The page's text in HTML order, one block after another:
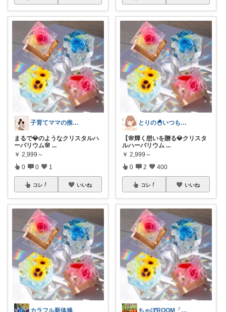
子育てママの推しアイテム🧸ིྀ
まるで💎のようなクリスタルハ
ーバリウム🌸 ...
￥ 2,999～
0 0 1
コレ いいね
カラフル新体操
とりの🐣いつもありがとうございます
【🌸輝く想いを贈る💎クリスタ
ルハーバリウム ...
￥ 2,999～
0 2 400
コレ いいね
ちゃぼROOM「ママさん」「レディース」